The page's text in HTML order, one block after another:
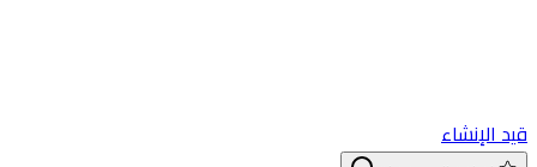
الإنشاء